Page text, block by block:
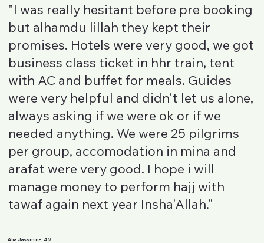
"I was really hesitant before pre booking
but alhamdu lillah they kept their
promises. Hotels were very good, we got
business class ticket in hhr train, tent
with AC and buffet for meals. Guides
were very helpful and didn't let us alone,
always asking if we were ok or if we
needed anything. We were 25 pilgrims
per group, accomodation in mina and
arafat were very good. I hope i will
manage money to perform hajj with
tawaf again next year Insha'Allah."
Alia Jassmine, AU